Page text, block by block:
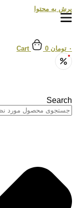
پرش به محتوا
تومان 0
Cart
Search